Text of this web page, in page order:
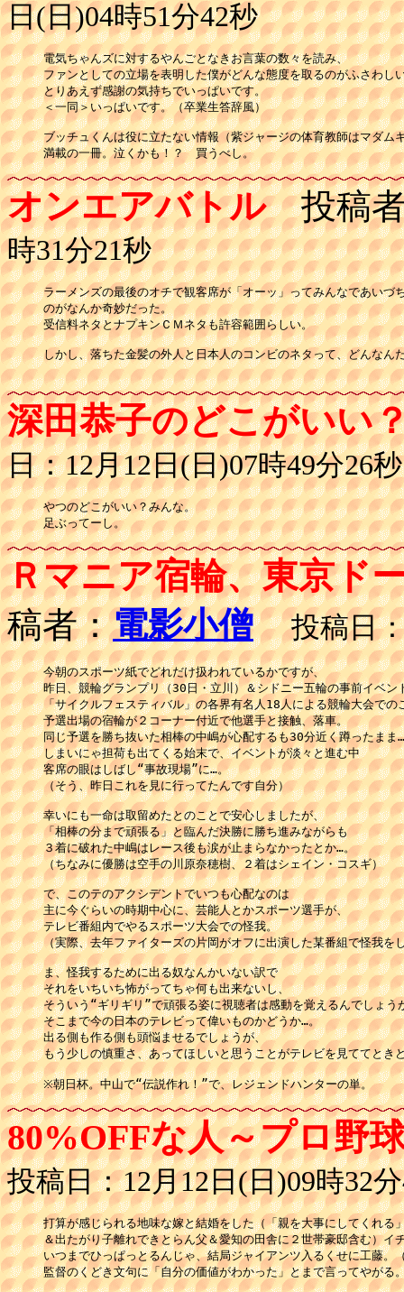
日(日)04時51分42秒
電気ちゃんズに対するやんごとなきお言葉の数々を読み、
ファンとしての立場を表明した僕がどんな態度を取るのがふさわし
とりあえず感謝の気持ちでいっぱいです。
＜一同＞いっぱいです。（卒業生答辞風）
ブッチュくんは役に立たない情報（紫ジャージの体育教師はマダム
満載の一冊。泣くかも！？　買うべし。
オンエアバトル投稿
時31分21秒
ラーメンズの最後のオチで観客席が「オーッ」ってみんなであいづ
のがなんか奇妙だった。
受信料ネタとナプキンＣＭネタも許容範囲らしい。
しかし、落ちた金髪の外人と日本人のコンビのネタって、どんなん
深田恭子のどこがいい
日：12月12日(日)07時49分26秒
やつのどこがいい？みんな。
足ぶってーし。
Ｒマニア宿輪、東京ド
稿者：電影小僧 投稿日：
今朝のスポーツ紙でどれだけ扱われているかですが、
昨日、競輪グランプリ（30日・立川）＆シドニー五輪の事前イベン
「サイクルフェスティバル」の各界有名人18人による競輪大会での
予選出場の宿輪が２コーナー付近で他選手と接触、落車。
同じ予選を勝ち抜いた相棒の中嶋が心配するも30分近く蹲ったまま
しまいにゃ担荷も出てくる始末で、イベントが淡々と進む中
客席の眼はしばし“事故現場”に…。
（そう、昨日これを見に行ってたんです自分）
幸いにも一命は取留めたとのことで安心しましたが、
「相棒の分まで頑張る」と臨んだ決勝に勝ち進みながらも
３着に破れた中嶋はレース後も涙が止まらなかったとか…。
（ちなみに優勝は空手の川原奈穂樹、２着はシェイン・コスギ）
で、このテのアクシデントでいつも心配なのは
主に今ぐらいの時期中心に、芸能人とかスポーツ選手が、
テレビ番組内でやるスポーツ大会での怪我。
（実際、去年ファイターズの片岡がオフに出演した某番組で怪我を
ま、怪我するために出る奴なんかいない訳で
それをいちいち怖がってちゃ何も出来ないし、
そういう“ギリギリ”で頑張る姿に視聴者は感動を覚えるんでしょう
そこまで今の日本のテレビって偉いものかどうか…。
出る側も作る側も頭悩ませるでしょうが、
もう少しの慎重さ、あってほしいと思うことがテレビを見ててとき
※朝日杯。中山で“伝説作れ！”で、レジェンドハンターの単。
80%OFFな人～プロ野
投稿日：12月12日(日)09時32
打算が感じられる地味な嫁と結婚をした（「親を大事にしてくれる
＆出たがり子離れできとらん父＆愛知の田舎に２世帯豪邸含む）イ
いつまでひっぱっとるんじゃ、結局ジャイアンツ入るくせに工藤。